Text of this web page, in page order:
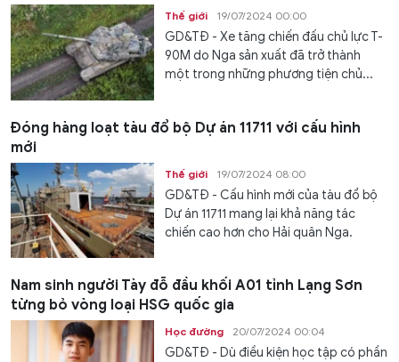
Thế giới 19/07/2024 00:00
GD&TĐ - Xe tăng chiến đấu chủ lực T-
90M do Nga sản xuất đã trở thành
một trong những phương tiện chủ...
Đóng hàng loạt tàu đổ bộ Dự án 11711 với cấu hình
mới
Thế giới 19/07/2024 08:00
GD&TĐ - Cấu hình mới của tàu đổ bộ
Dự án 11711 mang lại khả năng tác
chiến cao hơn cho Hải quân Nga.
Nam sinh người Tày đỗ đầu khối A01 tỉnh Lạng Sơn
từng bỏ vòng loại HSG quốc gia
Học đường 20/07/2024 00:04
GD&TĐ - Dù điều kiện học tập có phần